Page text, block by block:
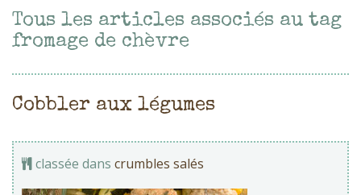
Tous les articles associés au tag
fromage de chèvre
Cobbler aux légumes
classée dans crumbles salés